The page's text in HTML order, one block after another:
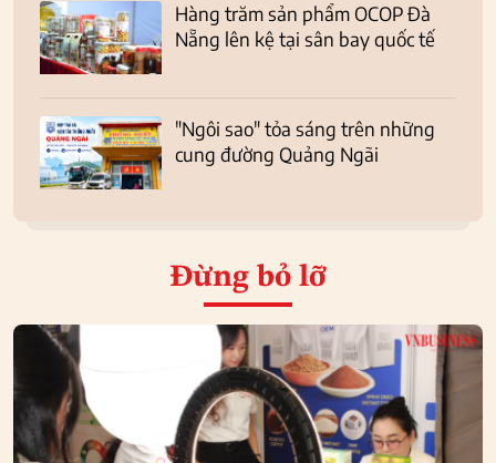
Hàng trăm sản phẩm OCOP Đà
Nẵng lên kệ tại sân bay quốc tế
"Ngôi sao" tỏa sáng trên những
cung đường Quảng Ngãi
Đừng bỏ lỡ